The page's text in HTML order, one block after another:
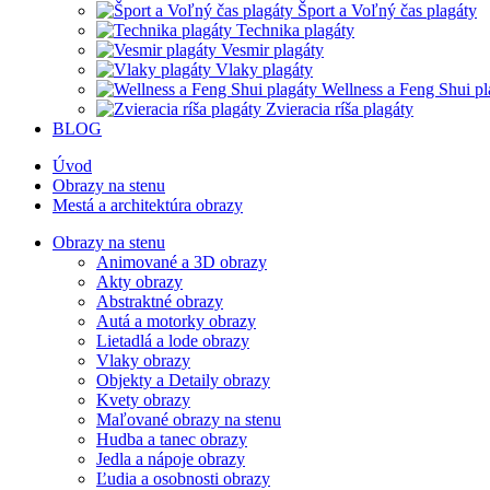
Šport a Voľný čas plagáty
Technika plagáty
Vesmir plagáty
Vlaky plagáty
Wellness a Feng Shui
Zvieracia ríša plagáty
BLOG
Úvod
Obrazy na stenu
Mestá a architektúra obrazy
Obrazy na stenu
Animované a 3D obrazy
Akty obrazy
Abstraktné obrazy
Autá a motorky obrazy
Lietadlá a lode obrazy
Vlaky obrazy
Objekty a Detaily obrazy
Kvety obrazy
Maľované obrazy na stenu
Hudba a tanec obrazy
Jedla a nápoje obrazy
Ľudia a osobnosti obrazy